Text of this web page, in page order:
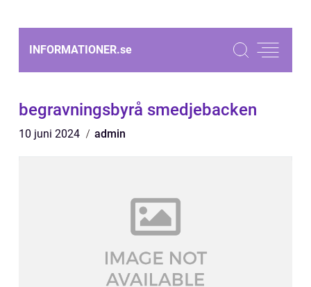
INFORMATIONER.se
begravningsbyrå smedjebacken
10 juni 2024 admin